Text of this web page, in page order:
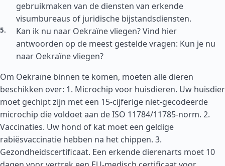
gebruikmaken van de diensten van erkende
visumbureaus of juridische bijstandsdiensten.
Kan ik nu naar Oekraïne vliegen? Vind hier
antwoorden op de meest gestelde vragen: Kun je nu
naar Oekraïne vliegen?
Om Oekraïne binnen te komen, moeten alle dieren
beschikken over: 1. Microchip voor huisdieren. Uw huisdier
moet gechipt zijn met een 15-cijferige niet-gecodeerde
microchip die voldoet aan de ISO 11784/11785-norm. 2.
Vaccinaties. Uw hond of kat moet een geldige
rabiësvaccinatie hebben na het chippen. 3.
Gezondheidscertificaat. Een erkende dierenarts moet 10